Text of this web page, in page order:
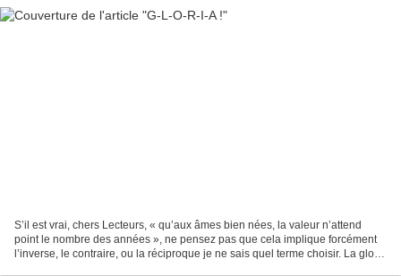
S’il est vrai, chers Lecteurs, « qu’aux âmes bien nées, la valeur n’attend
point le nombre des années », ne pensez pas que cela implique forcément
l’inverse, le contraire, ou la réciproque je ne sais quel terme choisir. La gloire